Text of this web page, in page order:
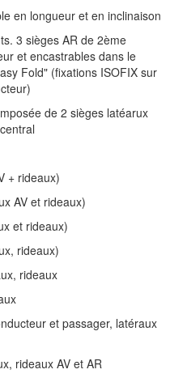
en longueur et en inclinaison
3 sièges AR de 2ème
et encastrables dans le
Fold" (fixations ISOFIX sur
de 2 sièges latéarux
+ rideaux)
AV et rideaux)
et rideaux)
rideaux)
rideaux
et passager, latéraux
rideaux AV et AR